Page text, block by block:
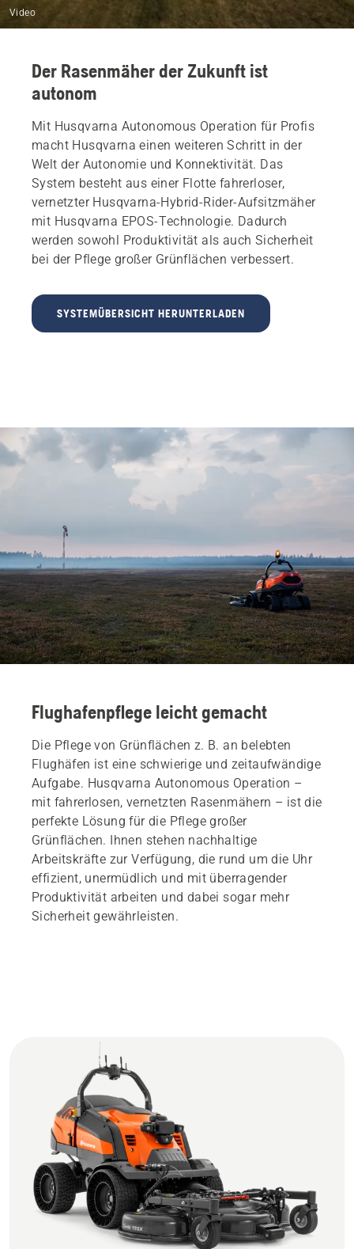
Video
Der Rasenmäher der Zukunft ist
autonom
Mit Husqvarna Autonomous Operation für Profis
macht Husqvarna einen weiteren Schritt in der
Welt der Autonomie und Konnektivität. Das
System besteht aus einer Flotte fahrerloser,
vernetzter Husqvarna-Hybrid-Rider-Aufsitzmäher
mit Husqvarna EPOS-Technologie. Dadurch
werden sowohl Produktivität als auch Sicherheit
bei der Pflege großer Grünflächen verbessert.
SYSTEMÜBERSICHT HERUNTERLADEN
Flughafenpflege leicht gemacht
Die Pflege von Grünflächen z. B. an belebten
Flughäfen ist eine schwierige und zeitaufwändige
Aufgabe. Husqvarna Autonomous Operation –
mit fahrerlosen, vernetzten Rasenmähern – ist die
perfekte Lösung für die Pflege großer
Grünflächen. Ihnen stehen nachhaltige
Arbeitskräfte zur Verfügung, die rund um die Uhr
effizient, unermüdlich und mit überragender
Produktivität arbeiten und dabei sogar mehr
Sicherheit gewährleisten.